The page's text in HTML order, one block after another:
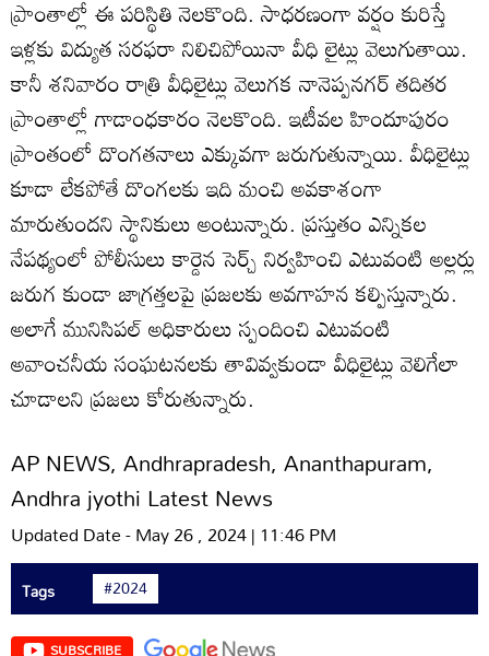
ప్రాంతాల్లో ఈ పరిస్థితి నెలకొంది. సాధరణంగా వర్షం కురిస్తే
ఇళ్లకు విద్యుత సరఫరా నిలిచిపోయినా వీధి లైట్లు వెలుగుతాయి.
కానీ శనివారం రాత్రి వీధిలైట్లు వెలుగక నానెప్పనగర్‌ తదితర
ప్రాంతాల్లో గాడాంధకారం నెలకొంది. ఇటీవల హిందూపురం
ప్రాంతంలో దొంగతనాలు ఎక్కువగా జరుగుతున్నాయి. వీధిలైట్లు
కూడా లేకపోతే దొంగలకు ఇది మంచి అవకాశంగా
మారుతుందని స్థానికులు అంటున్నారు. ప్రస్తుతం ఎన్నికల
నేపథ్యంలో పోలీసులు కార్డెన సెర్చ్‌ నిర్వహించి ఎటువంటి అల్లర్లు
జరుగ కుండా జాగ్రత్తలపై ప్రజలకు అవగాహన కల్పిస్తున్నారు.
అలాగే మునిసిపల్‌ అధికారులు స్పందించి ఎటువంటి
అవాంచనీయ సంఘటనలకు తావివ్వకుండా వీధిలైట్లు వెలిగేలా
చూడాలని ప్రజలు కోరుతున్నారు.
AP NEWS, Andhrapradesh, Ananthapuram,
Andhra jyothi Latest News
Updated Date - May 26 , 2024 | 11:46 PM
Tags #2024
SUBSCRIBE